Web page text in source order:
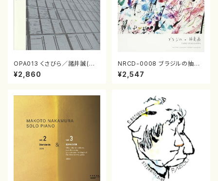
OPA013 くさびら／諸井誠(電
子音楽／CD)
¥2,860
NRCD-0008 ブラジルの抽象
画（ギター, パーカッション／C
D）
¥2,547